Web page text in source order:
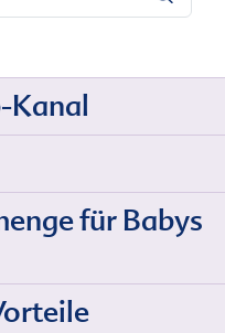
Kanal
für Babys